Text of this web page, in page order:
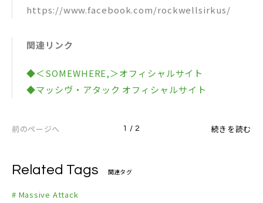
https://www.facebook.com/rockwellsirkus/
関連リンク
◆＜SOMEWHERE,＞オフィシャルサイト
◆マッシヴ・アタック オフィシャルサイト
前のページへ 1 / 2 続きを読む
Related Tags 関連タグ
# Massive Attack